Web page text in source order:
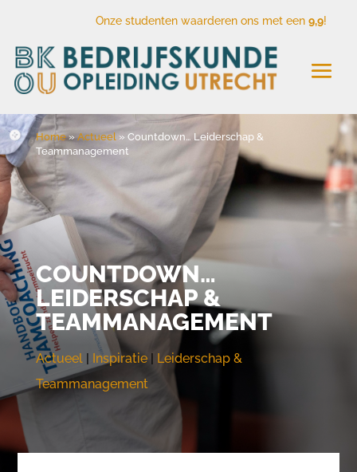
Onze studenten waarderen ons met een9,9!
Home»Actueel» Countdown… Leiderschap &
Teammanagement
COUNTDOWN…
LEIDERSCHAP &
TEAMMANAGEMENT
Actueel| Inspiratie|
Leiderschap &
Teammanagement